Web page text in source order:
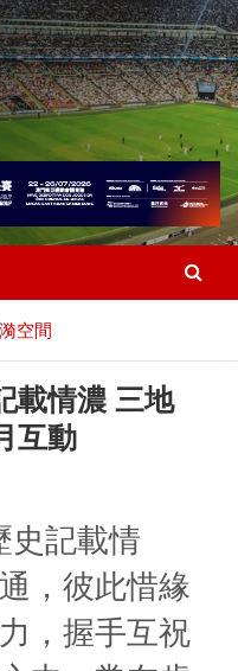
空間
載情濃 三地
互動
史記載情
，彼此惜緣
，握手互祝